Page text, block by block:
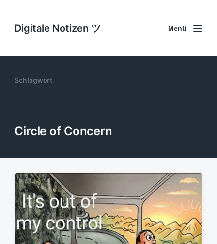
Digitale Notizen ツ Menü
Schlagwort
Circle of Concern